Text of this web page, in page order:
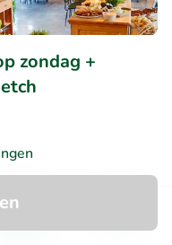
zondag +